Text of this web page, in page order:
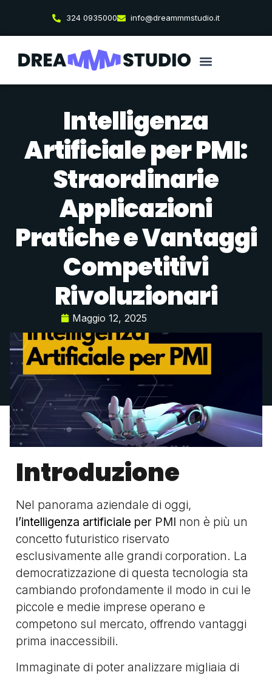
324 0935000 info@dreammmstudio.it
Intelligenza
Artificiale per PMI:
Straordinarie
Applicazioni
Pratiche e Vantaggi
Competitivi
Rivoluzionari
Maggio 12, 2025
Introduzione
Nel panorama aziendale di oggi,
l’intelligenza artificiale per PMI non è più un
concetto futuristico riservato
esclusivamente alle grandi corporation. La
democratizzazione di questa tecnologia sta
cambiando profondamente il modo in cui le
piccole e medie imprese operano e
competono sul mercato, offrendo vantaggi
prima inaccessibili.
Immaginate di poter analizzare migliaia di